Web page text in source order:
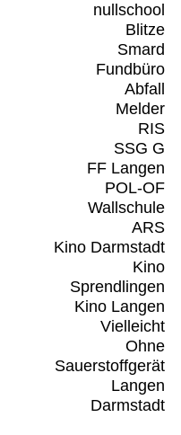
nullschool
Blitze
Smard
Fundbüro
Abfall
Melder
RIS
SSG G
FF Langen
POL-OF
Wallschule
ARS
Kino Darmstadt
Kino
Sprendlingen
Kino Langen
Vielleicht
Ohne
Sauerstoffgerät
Langen
Darmstadt